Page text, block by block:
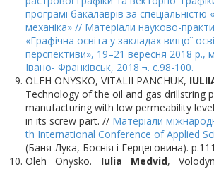
програмі бакалаврів за спеціальністю
механіка» // Матеріали науково-
«Графічна освіта у закладах вищої
перспективи», 19–21 вересня 2018 р.,
Івано- Франківськ, 2018 ¬. с.98-100.
OLEH ONYSKO, VITALII PANCHUK,
Technology of the oil and gas drillstring
manufacturing with low permeability
in its screw part. // Матеріали
th International Conference of Applied
(Баня-Лука, Боснія і Герцеговина). p.111
Oleh Onysko. Iulia Medvid,